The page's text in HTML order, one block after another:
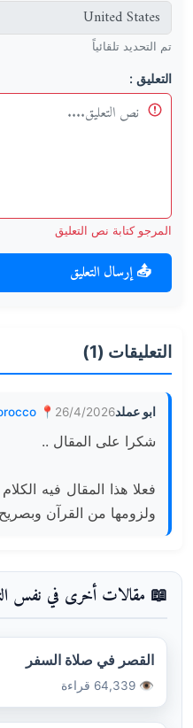
تم التحديد تلقائياً
التعليق :
المرجو كتابة نص التعليق
📤 إرسال التعليق
التعليقات (1)
ابو عملد26/4/2026
📍 Morocco
شكرا على المقال ..
ولزومها من القرآن وبصريح
📖 مقالات أخرى في نفس
القصر في صلاة السفر
👁️ 64,339 قراءة